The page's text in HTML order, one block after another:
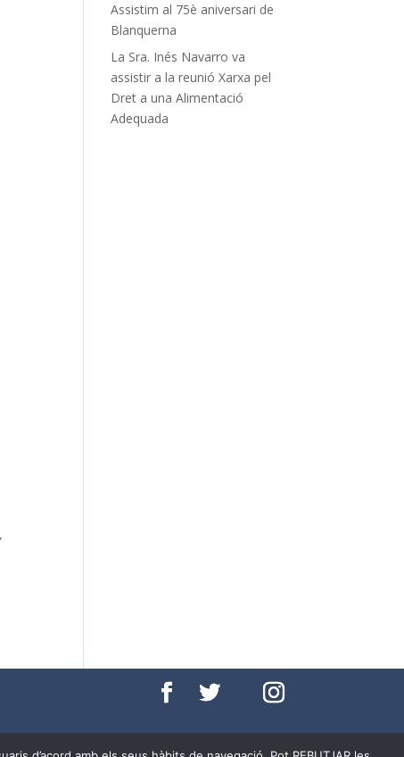
Assistim al 75è aniversari de
Blanquerna
La Sra. Inés Navarro va
assistir a la reunió Xarxa pel
Dret a una Alimentació
Adequada
cookies